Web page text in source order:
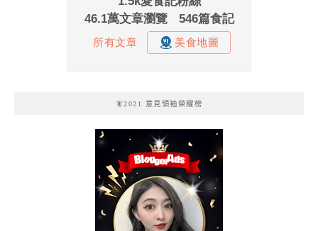
🧚2021 意見領袖榮耀榜